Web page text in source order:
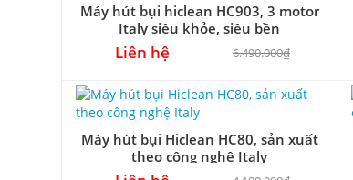
Máy hút bụi hiclean HC903, 3 motor
Italy siêu khỏe, siêu bền
Liên hệ 6.490.000₫
Máy hút bụi Hiclean HC80, sản xuất
theo công nghệ Italy